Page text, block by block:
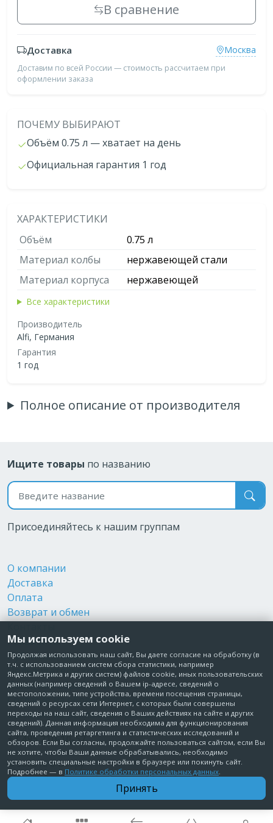
В сравнение
Доставка Москва
Доставим по всей России — стоимость рассчитаем при
оформлении заказа
ПОЧЕМУ ВЫБИРАЮТ
Объём 0.75 л — хватает на день
Официальная гарантия 1 год
ХАРАКТЕРИСТИКИ
Объём
0.75 л
Материал колбы
нержавеющей стали
Материал корпуса
нержавеющей
Все характеристики
Производитель
Alfi, Германия
Гарантия
1 год
Полное описание от производителя
Ищите товары по названию
Поиск по названию
Присоединяйтесь к нашим группам
О компании
Доставка
Оплата
Возврат и обмен
Реквизиты
Публичная оферта
Пользовательское соглашение
Политика обработки персональных данных
Согласие на обработку персональных данных
Согласие на рекламные рассылки
+7 495 210-10-57
© Забота о Вас.ру
Москва, Электродный проезд, д. 14 стр.1 офис 18
ИП Максимова Татьяна Александровна · ИНН 772006379720
Мы используем cookie
Продолжая использовать наш сайт, Вы даете согласие на обработку (в
т.ч. с использованием систем сбора статистики, например
Яндекс.Метрика и других систем) файлов cookie, иных пользовательских
данных (например сведений о Вашем ip-адресе, сведений о
местоположении, типе устройства, времени посещения страницы,
сведений о ресурсах сети Интернет, с которых были совершены
переходы на наш сайт, сведения о Ваших действиях на сайте и других
сведений). Данная информация необходима для функционирования
сайта, проведения ретаргетинга и статистических исследований и
обзоров. Если Вы согласны, продолжайте пользоваться сайтом, если Вы
не хотите, чтобы Ваши данные обрабатывались, необходимо
установить специальные настройки в браузере или покинуть сайт.
Подробнее — в Политике обработки персональных данных.
Принять